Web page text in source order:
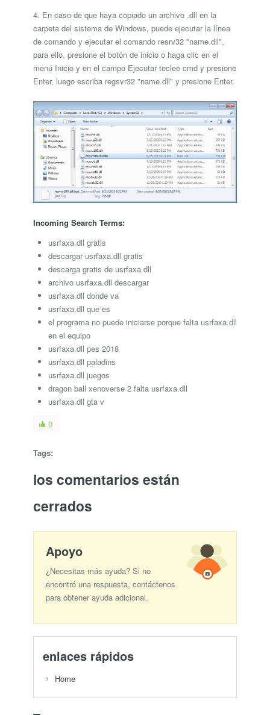
4. En caso de que haya copiado un archivo .dll en la
carpeta del sistema de Windows, puede ejecutar la línea
de comando y ejecutar el comando resrv32 "name.dll",
para ello, presione el botón de inicio o haga clic en el
menú Inicio y en el campo Ejecutar teclee cmd y presione
Enter, luego escriba regsvr32 "name.dll" y presione Enter.
Incoming Search Terms:
usrfaxa.dll gratis
descargar usrfaxa.dll gratis
descarga gratis de usrfaxa.dll
archivo usrfaxa.dll descargar
usrfaxa.dll donde va
usrfaxa.dll que es
el programa no puede iniciarse porque falta usrfaxa.dll
en el equipo
usrfaxa.dll pes 2018
usrfaxa.dll paladins
usrfaxa.dll juegos
dragon ball xenoverse 2 falta usrfaxa.dll
usrfaxa.dll gta v
0
Tags:
los comentarios están
cerrados
Apoyo
¿Necesitas más ayuda? Si no
encontró una respuesta, contáctenos
para obtener ayuda adicional.
enlaces rápidos
Home